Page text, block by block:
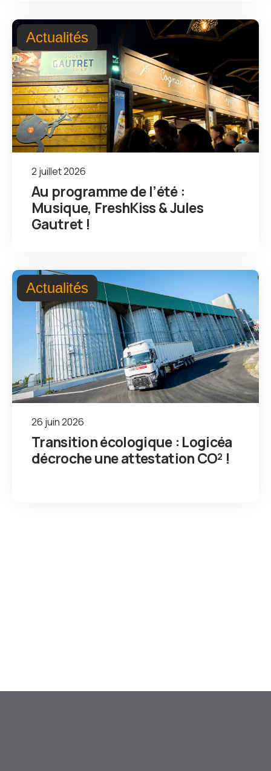
Actualités
2 juillet 2026
Au programme de l’été :
Musique, FreshKiss & Jules
Gautret !
Actualités
26 juin 2026
Transition écologique : Logicéa
décroche une attestation CO² !